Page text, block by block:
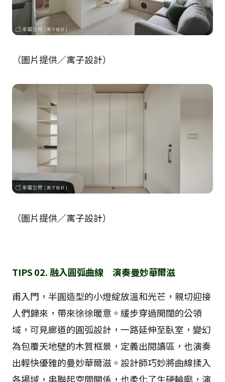
（圖片提供／寓子設計）
（圖片提供／寓子設計）
TIPS 02. 融入圓弧曲線 演奏曼妙華爾滋
甫入門，半圓造型的小燈綻放溫和光芒，親切迎接
人們歸來，帶來徐徐暖意。緩步穿過開闊的公領
域，可見廊道的圓弧設計，一路延伸至臥室，變幻
為包覆天地壁的木質框景，定義出閱讀區，也演奏
出輕快優雅的曼妙華爾滋。設計師巧妙將曲線揉入
各場域，串聯起空間關係，也柔化了生硬輪廓，演